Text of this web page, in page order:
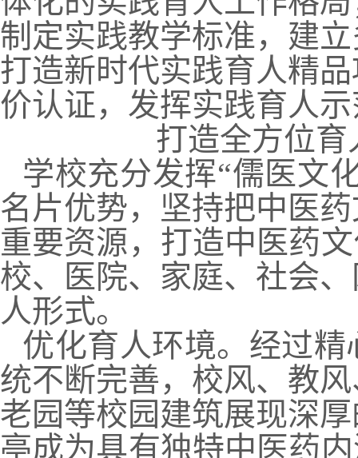
制定实践教学标准，建
打造新时代实践育人精
价认证，发挥实践育人
打造全方位
学校充分发挥“儒医文
名片优势，坚持把中医
重要资源，打造中医药
校、医院、家庭、社会
人形式。
优化育人环境。经过
统不断完善，校风、教
老园等校园建筑展现深
亭成为具有独特中医药